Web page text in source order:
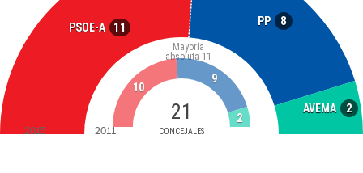
PSOE-A 11 PP 8
AVEMA 2
21
CONCEJALES
Mayoría
absoluta 11
10
9
2
2015 2011